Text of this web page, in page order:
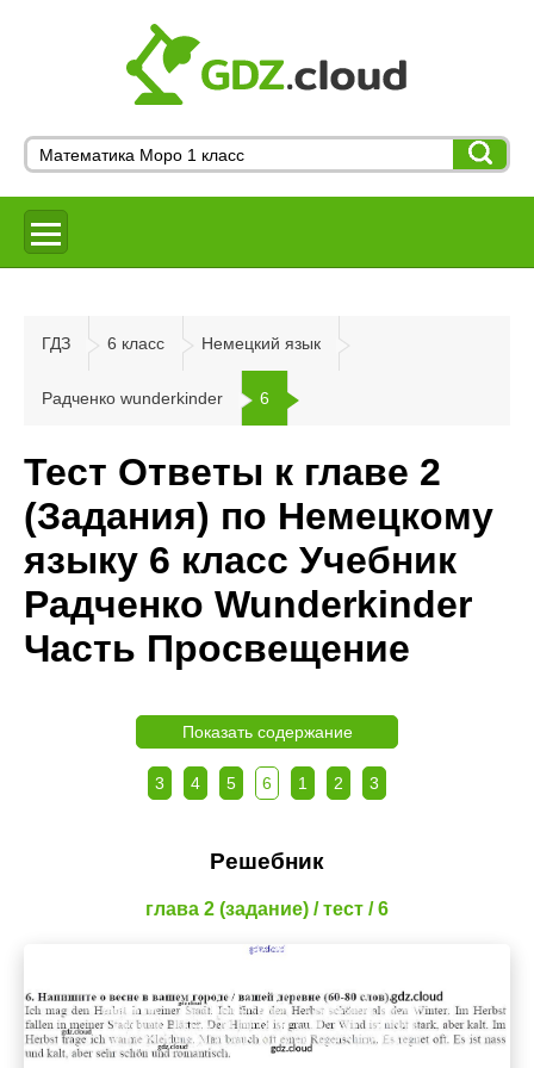
ГДЗ 6 класс Немецкий язык
Радченко wunderkinder 6
Тест Ответы к главе 2
(Задания) по Немецкому
языку 6 класс Учебник
Радченко Wunderkinder
Часть Просвещение
Показать содержание
3 4 5 6 1 2 3
Решебник
глава 2 (задание) / тест / 6